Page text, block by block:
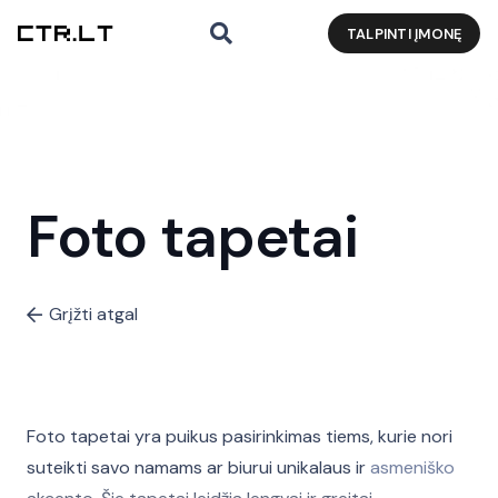
TALPINTI ĮMONĘ
Foto tapetai
Grįžti atgal
Foto tapetai yra puikus pasirinkimas tiems, kurie nori
suteikti savo namams ar biurui unikalaus irasmeniško